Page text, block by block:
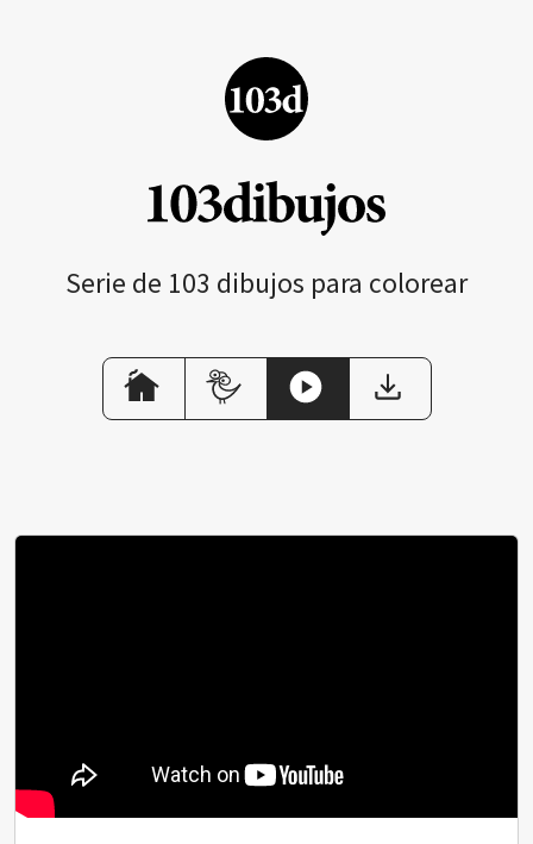
Serie de 103 dibujos para colorear